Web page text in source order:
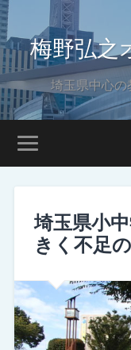
梅野弘之
埼玉県中心の
埼玉県小
きく不足